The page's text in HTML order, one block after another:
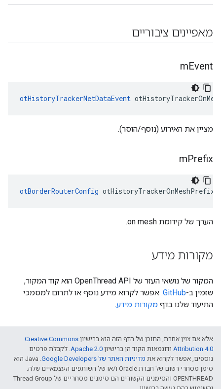
מאפיינים ציבוריים
mEvent
otHistoryTrackerNetDataEvent
מציין את האירוע (נוסף/הוסר).
mPrefix
otBorderRouterConfig
הערך של קידומת on mesh.
מקורות מידע
המקור של נושאי העזר של OpenThread API הוא קוד המקור,
שזמין ב-GitHub. אפשר לקרוא מידע נוסף או לתרום למסמכי
התיעוד שלנו בדף מקורות מידע.
אלא אם צוין אחרת, התוכן של הדף הזה הוא ברישיון Creative Commons
Attribution 4.0‏ ודוגמאות הקוד הן ברישיון Apache 2.0‏. לקבלת פרטים
נוספים, אפשר לקרוא את מדיניות האתר של Google Developers‏
.‏ Java הוא
סימן מסחרי רשום של חברת Oracle ו/או של השותפים העצמאיים שלה.
‫OPENTHREAD והסימנים הקשורים הם סימנים מסחריים של Thread Group